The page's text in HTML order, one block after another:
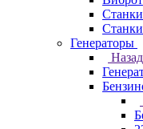
Генераторы
Назад